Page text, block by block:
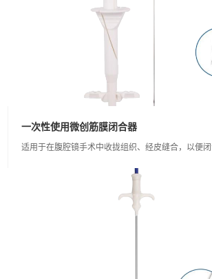
一次性使用微创筋膜闭合器
适用于在腹腔镜手术中收拢组织、经皮缝合，以便